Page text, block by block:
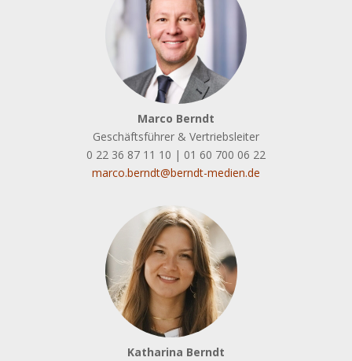
Marco Berndt
Geschäftsführer & Vertriebsleiter
0 22 36 87 11 10 | 01 60 700 06 22
marco.berndt@berndt-medien.de
Katharina Berndt